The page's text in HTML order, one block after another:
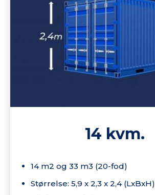
14 kvm.
14 m2 og 33 m3 (20-fod)
Størrelse: 5,9 x 2,3 x 2,4 (LxBxH)